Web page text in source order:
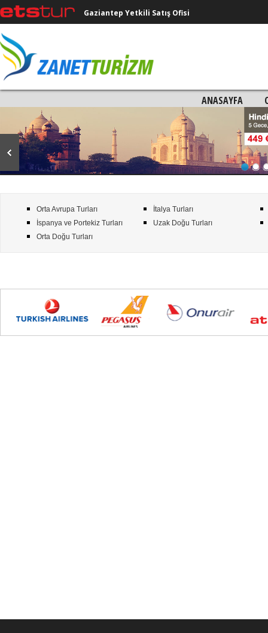
Gaziantep Yetkili Satış Ofisi
ANASAYFA
Orta Avrupa Turları
İtalya Turları
İspanya ve Portekiz Turları
Uzak Doğu Turları
Orta Doğu Turları